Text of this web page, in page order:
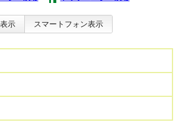
示 スマートフォン表示